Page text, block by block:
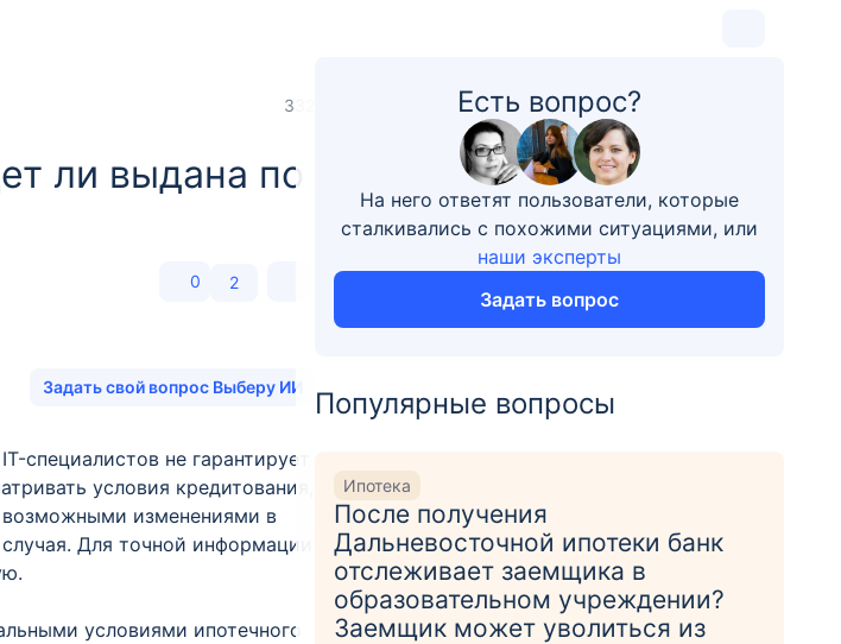
332
ли выдана по
0 2
Задать свой вопрос Выберу ИИ
специалистов не гарантирует
условия кредитования,
возможными изменениями в
Для точной информации
условиями ипотечного
Есть вопрос?
На него ответят пользователи, которые
сталкивались с похожими ситуациями, или
наши эксперты
Задать вопрос
Популярные вопросы
Ипотека
После получения
Дальневосточной ипотеки банк
отслеживает заемщика в
образовательном учреждении?
Заемщик может уволиться из